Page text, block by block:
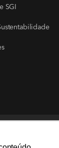
SGI